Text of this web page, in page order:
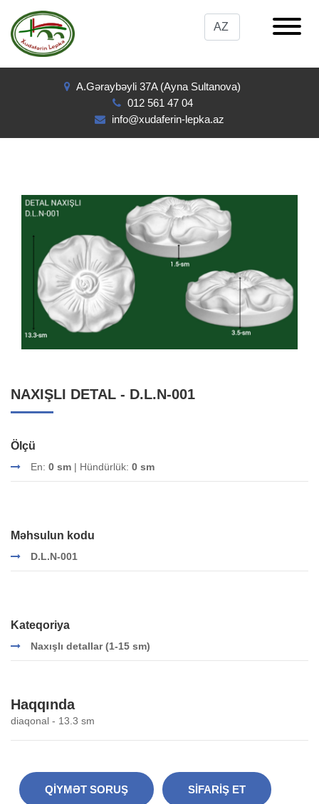
A.Gəraybəyli 37A (Ayna Sultanova)
012 561 47 04
info@xudaferin-lepka.az
NAXIŞLI DETAL - D.L.N-001
Ölçü
En: 0 sm | Hündürlük: 0 sm
Məhsulun kodu
D.L.N-001
Kateqoriya
Naxışlı detallar (1-15 sm)
Haqqında
diaqonal - 13.3 sm
QIYMƏT SORUŞ SIFARIŞ ET